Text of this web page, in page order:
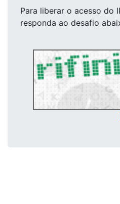
Para liberar o acesso do
responda ao desafio